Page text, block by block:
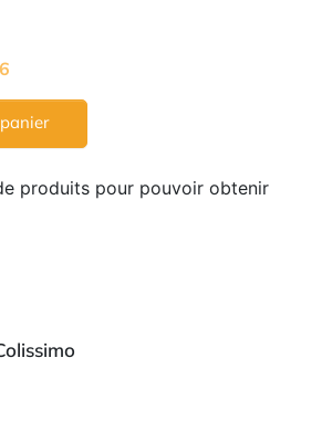
produits pour pouvoir obtenir